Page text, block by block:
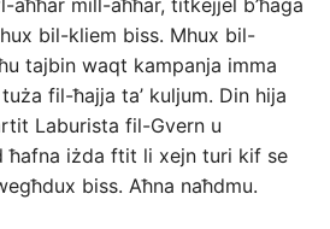
bil-kliem biss. Mhux bil-
tajbin waqt kampanja imma
fil-ħajja ta’ kuljum. Din hija
Laburista fil-Gvern u
ħafna iżda ftit li xejn turi kif se
biss. Aħna naħdmu.